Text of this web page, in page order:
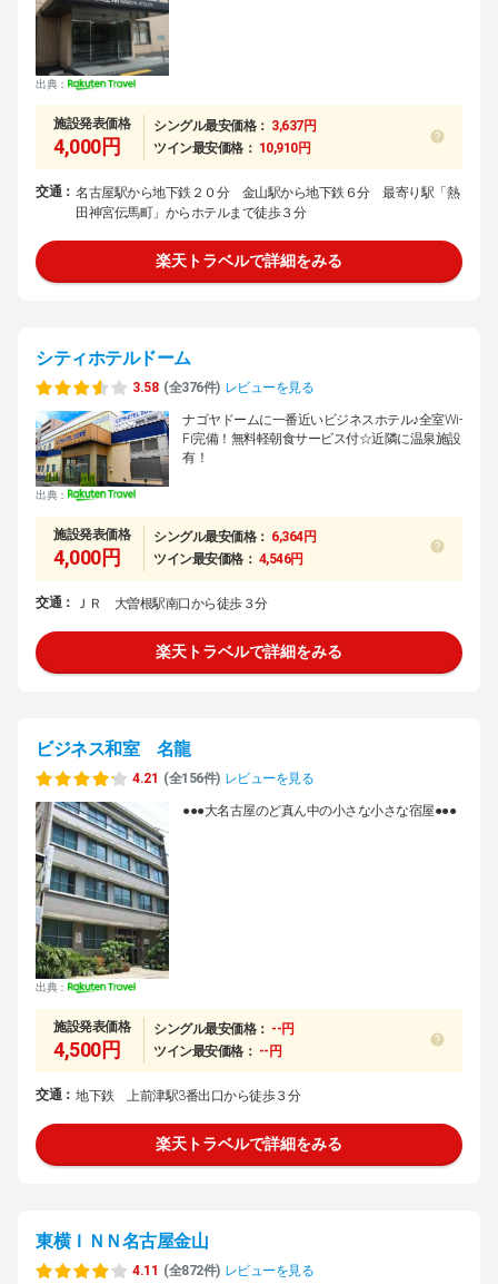
出典：
施設発表価格
4,000円
シングル最安価格： 3,637円
ツイン最安価格： 10,910円
交通： 名古屋駅から地下鉄２０分 金山駅から地下鉄６分 最寄り駅「熱
田神宮伝馬町」からホテルまで徒歩３分
楽天トラベルで詳細をみる
シティホテルドーム
3.58 (全376件) レビューを見る
出典：
ナゴヤドームに一番近いビジネスホテル♪全室Wi‐
Fi完備！無料軽朝食サービス付☆近隣に温泉施設
有！
施設発表価格
4,000円
シングル最安価格： 6,364円
ツイン最安価格： 4,546円
交通： ＪＲ 大曽根駅南口から徒歩３分
楽天トラベルで詳細をみる
ビジネス和室 名龍
4.21 (全156件) レビューを見る
出典：
●●●大名古屋のど真ん中の小さな小さな宿屋●●●
施設発表価格
4,500円
シングル最安価格： --円
ツイン最安価格： --円
交通： 地下鉄 上前津駅3番出口から徒歩３分
楽天トラベルで詳細をみる
東横ＩＮＮ名古屋金山
4.11 (全872件) レビューを見る